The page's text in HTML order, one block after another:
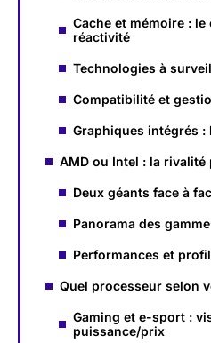
Cache et mémoire :
réactivité
Technologies à
Compatibilité et
Graphiques intégrés :
AMD ou Intel : la rivalité
Deux géants face à
Panorama des
Performances et
Quel processeur selon
Gaming et e-sport :
puissance/prix